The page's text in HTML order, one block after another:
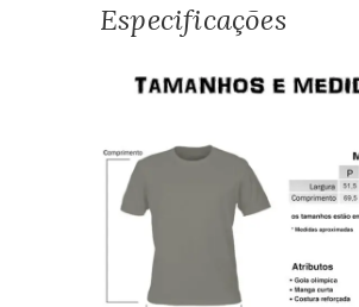
Especificações